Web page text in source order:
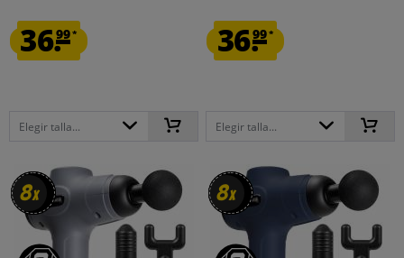
36.99*
Elegir talla...
36.99*
Elegir talla...
8x
8x 8x
8x